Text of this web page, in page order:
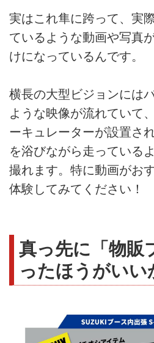
実はこれ隼に跨って、実
ているような動画や写真
けになっているんです。
横長の大型ビジョンには
ような映像が流れていて
ーキュレーターが設置さ
を浴びながら走っている
撮れます。特に動画がお
体験してみてください！
真っ先に「物販
ったほうがい